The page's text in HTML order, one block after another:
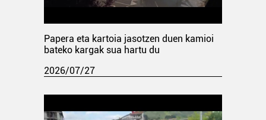
Papera eta kartoia jasotzen duen kamioi
bateko kargak sua hartu du
2026/07/27